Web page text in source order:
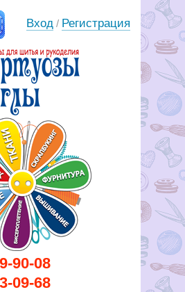
90-08
09-68
иглы. Товары для
Вход / Регистрация